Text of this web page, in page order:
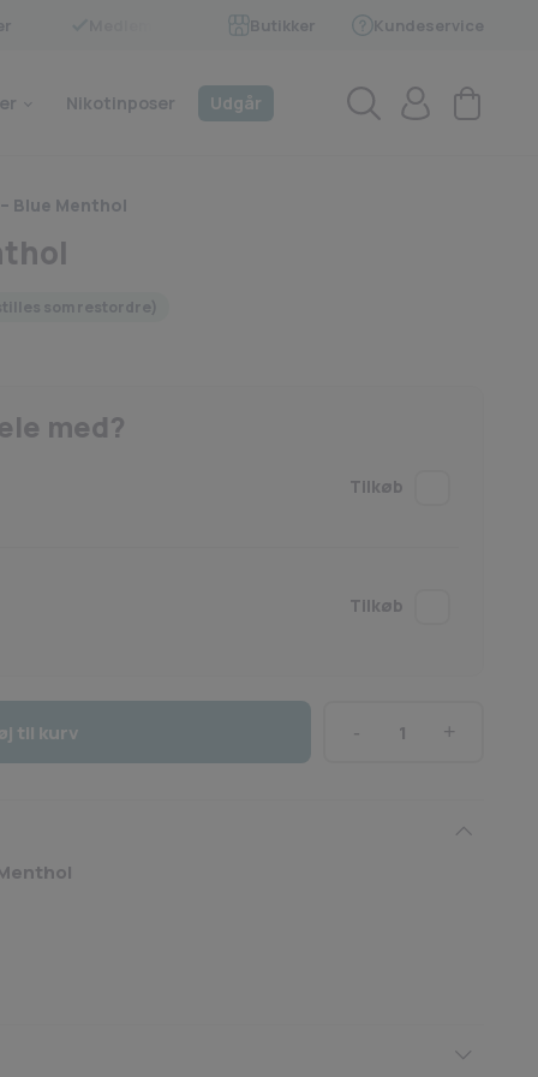
4.9 på Trustpilot
Butikker Kundeservice
Nikotinposer Udgår
Blue Menthol
med?
til kurv